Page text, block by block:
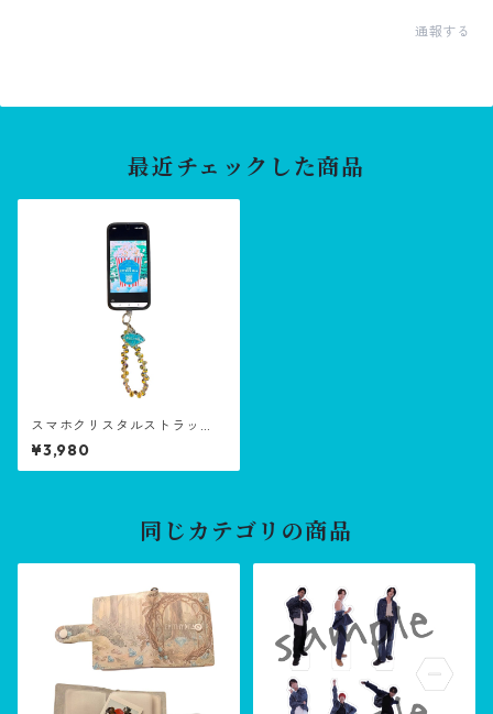
通報する
最近チェックした商品
スマホクリスタルストラッ
プ・Smartphone crystal str
ap
¥3,980
同じカテゴリの商品